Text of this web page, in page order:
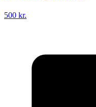
500 kr.